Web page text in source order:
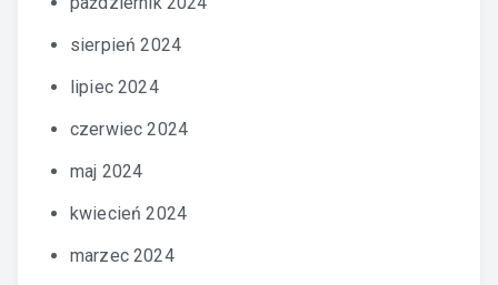
sierpień 2024
lipiec 2024
czerwiec 2024
maj 2024
kwiecień 2024
marzec 2024